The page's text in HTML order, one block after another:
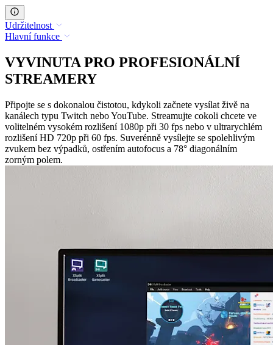
Udržitelnost
Hlavní funkce
VYVINUTA PRO PROFESIONÁLNÍ
STREAMERY
Připojte se s dokonalou čistotou, kdykoli začnete vysílat živě na
kanálech typu Twitch nebo YouTube. Streamujte cokoli chcete ve
volitelném vysokém rozlišení 1080p při 30 fps nebo v ultrarychlém
rozlišení HD 720p při 60 fps. Suverénně vysílejte se spolehlivým
zvukem bez výpadků, ostřením autofocus a 78° diagonálním
zorným polem.